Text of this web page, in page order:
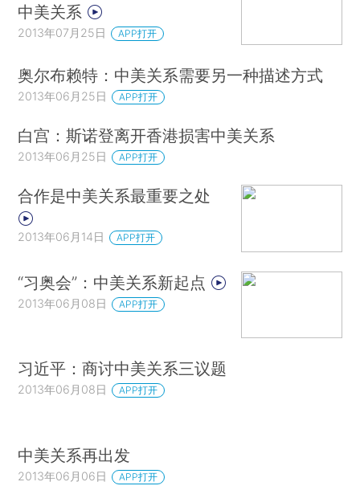
中美关系
2013年07月25日 APP打开
奥尔布赖特：中美关系需要另一种描述方式
2013年06月25日 APP打开
白宫：斯诺登离开香港损害中美关系
2013年06月25日 APP打开
合作是中美关系最重要之处
2013年06月14日 APP打开
“习奥会”：中美关系新起点
2013年06月08日 APP打开
习近平：商讨中美关系三议题
2013年06月08日 APP打开
中美关系再出发
2013年06月06日 APP打开